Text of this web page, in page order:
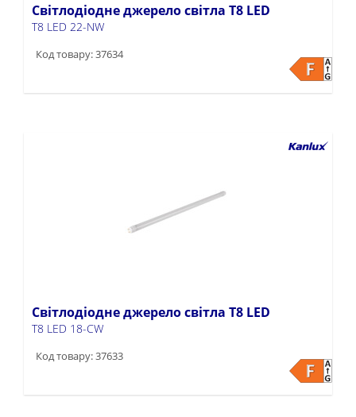
Світлодіодне джерело світла T8 LED
T8 LED 22-NW
Код товару: 37634
Світлодіодне джерело світла T8 LED
T8 LED 18-CW
Код товару: 37633